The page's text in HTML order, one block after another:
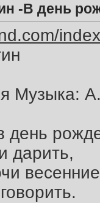
-В день
Музыка:
день
дарить,
весенние